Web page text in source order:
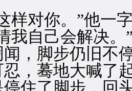
对你。”他一字
自己会解决。”
，脚步仍旧不
蓦地大喊了起